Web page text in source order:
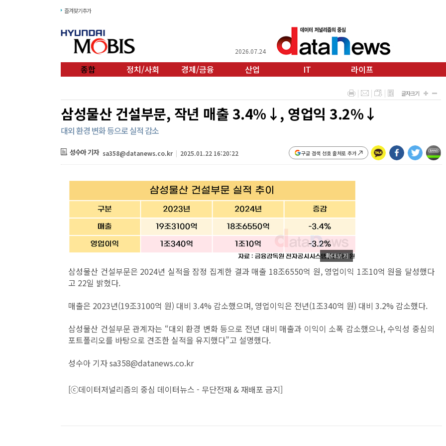
즐겨찾기추가
2026.07.24
종합 정치/사회 경제/금융 산업 IT 라이프
삼성물산 건설부문, 작년 매출 3.4%↓, 영업익 3.2%↓
대외 환경 변화 등으로 실적 감소
구글 검색 선호 출처로 추가
성수아 기자 sa358@datanews.co.kr | 2025.01.22 16:20:22
글자크기
확대보기
삼성물산 건설부문은 2024년 실적을 잠정 집계한 결과 매출 18조6550억 원, 영업이익 1조10억 원을 달성했다
고 22일 밝혔다.
매출은 2023년(19조3100억 원) 대비 3.4% 감소했으며, 영업이익은 전년(1조340억 원) 대비 3.2% 감소했다.
삼성물산 건설부문 관계자는 “대외 환경 변화 등으로 전년 대비 매출과 이익이 소폭 감소했으나, 수익성 중심의
포트폴리오를 바탕으로 견조한 실적을 유지했다”고 설명했다.
성수아 기자 sa358@datanews.co.kr
[ⓒ데이터저널리즘의 중심 데이터뉴스 - 무단전재 & 재배포 금지]